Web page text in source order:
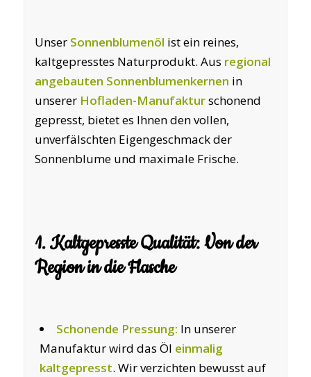
Unser Sonnenblumenöl ist ein reines,
kaltgepresstes Naturprodukt. Aus regional
angebauten Sonnenblumenkernen in
unserer Hofladen-Manufakturschonend
gepresst, bietet es Ihnen den vollen,
unverfälschten Eigengeschmack der
Sonnenblume und maximale Frische.
1. Kaltgepresste Qualität: Von der
Region in die Flasche
Schonende Pressung: In unserer
Manufaktur wird das Öl einmalig
kaltgepresst. Wir verzichten bewusst auf